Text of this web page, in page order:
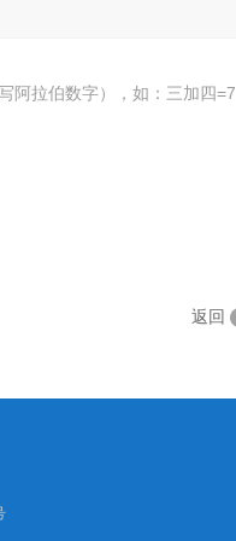
阿拉伯数字），如：三加四=7
返回